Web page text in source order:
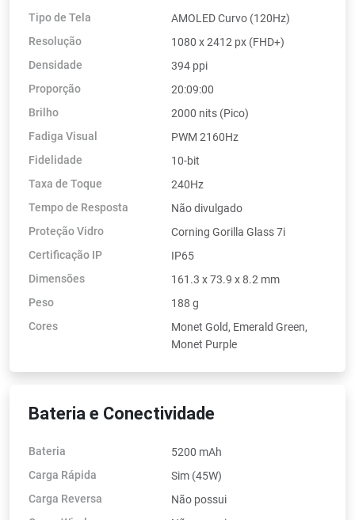
Tipo de Tela
AMOLED Curvo (120Hz)
Resolução
1080 x 2412 px (FHD+)
Densidade
394 ppi
Proporção
20:09:00
Brilho
2000 nits (Pico)
Fadiga Visual
PWM 2160Hz
Fidelidade
10-bit
Taxa de Toque
240Hz
Tempo de Resposta
Não divulgado
Proteção Vidro
Corning Gorilla Glass 7i
Certificação IP
IP65
Dimensões
161.3 x 73.9 x 8.2 mm
Peso
188 g
Cores
Monet Gold, Emerald Green,
Monet Purple
Bateria e Conectividade
Bateria
5200 mAh
Carga Rápida
Sim (45W)
Carga Reversa
Não possui